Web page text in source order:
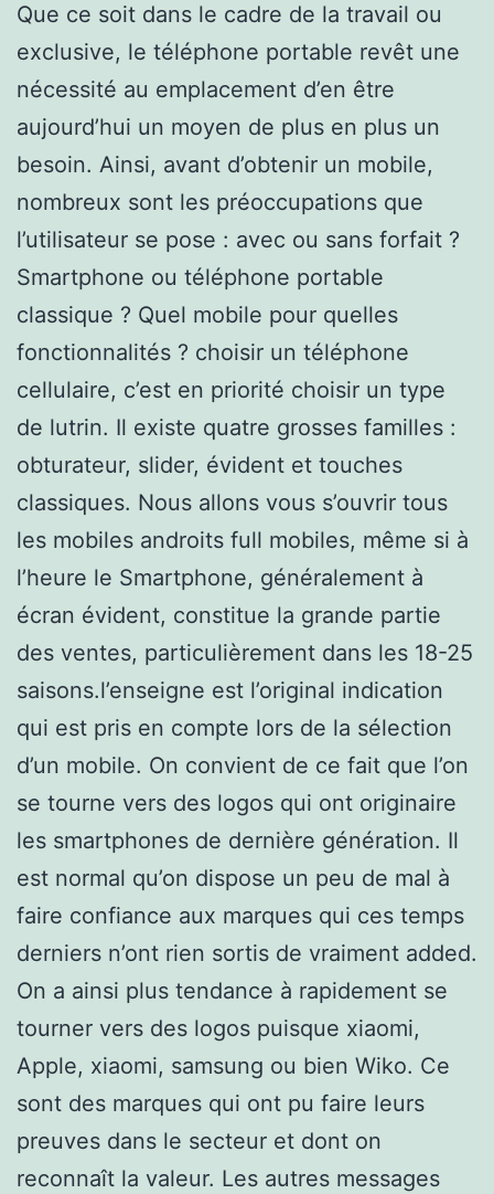
Que ce soit dans le cadre de la travail ou
exclusive, le téléphone portable revêt une
nécessité au emplacement d’en être
aujourd’hui un moyen de plus en plus un
besoin. Ainsi, avant d’obtenir un mobile,
nombreux sont les préoccupations que
l’utilisateur se pose : avec ou sans forfait ?
Smartphone ou téléphone portable
classique ? Quel mobile pour quelles
fonctionnalités ? choisir un téléphone
cellulaire, c’est en priorité choisir un type
de lutrin. Il existe quatre grosses familles :
obturateur, slider, évident et touches
classiques. Nous allons vous s’ouvrir tous
les mobiles androits full mobiles, même si à
l’heure le Smartphone, généralement à
écran évident, constitue la grande partie
des ventes, particulièrement dans les 18-25
saisons.l’enseigne est l’original indication
qui est pris en compte lors de la sélection
d’un mobile. On convient de ce fait que l’on
se tourne vers des logos qui ont originaire
les smartphones de dernière génération. Il
est normal qu’on dispose un peu de mal à
faire confiance aux marques qui ces temps
derniers n’ont rien sortis de vraiment added.
On a ainsi plus tendance à rapidement se
tourner vers des logos puisque xiaomi,
Apple, xiaomi, samsung ou bien Wiko. Ce
sont des marques qui ont pu faire leurs
preuves dans le secteur et dont on
reconnaît la valeur. Les autres messages